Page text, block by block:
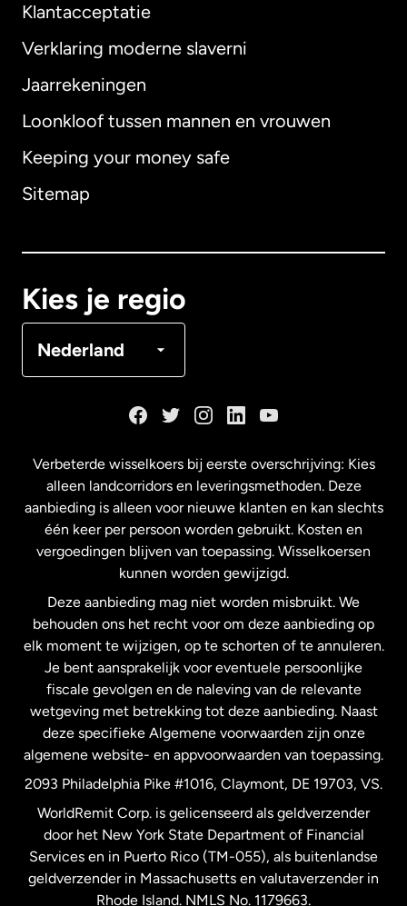
Klantacceptatie
Verklaring moderne slaverni
Jaarrekeningen
Loonkloof tussen mannen en vrouwen
Keeping your money safe
Sitemap
Kies je regio
Nederland
Internationaal English
Australië
Maleisië
Nederland
Nieuw-Zeeland
Spanje
Verenigd Koninkrijk
Verenigde Staten English
Verenigde Staten Español
Zweden
Verbeterde wisselkoers bij eerste overschrijving: Kies
alleen landcorridors en leveringsmethoden. Deze
aanbieding is alleen voor nieuwe klanten en kan slechts
één keer per persoon worden gebruikt. Kosten en
vergoedingen blijven van toepassing. Wisselkoersen
kunnen worden gewijzigd.
Deze aanbieding mag niet worden misbruikt. We
behouden ons het recht voor om deze aanbieding op
elk moment te wijzigen, op te schorten of te annuleren.
Je bent aansprakelijk voor eventuele persoonlijke
fiscale gevolgen en de naleving van de relevante
wetgeving met betrekking tot deze aanbieding. Naast
deze specifieke Algemene voorwaarden zijn onze
algemene website- en appvoorwaarden van toepassing.
2093 Philadelphia Pike #1016, Claymont, DE 19703, VS.
WorldRemit Corp. is gelicenseerd als geldverzender
door het New York State Department of Financial
Services en in Puerto Rico (TM-055), als buitenlandse
geldverzender in Massachusetts en valutaverzender in
Rhode Island. NMLS No. 1179663.